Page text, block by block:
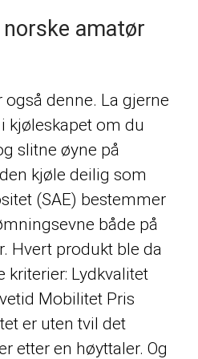
amatør
denne. La gjerne
kjøle­skapet om du
slitne øyne på
kjøle deilig som
(SAE) bestemmer
både på
Hvert produkt ble da
kriterier: Lydkvalitet
Mobilitet Pris
er uten tvil det
etter en høyttaler. Og